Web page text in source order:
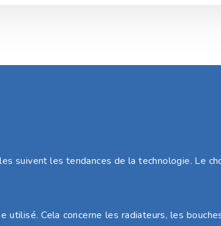
suivent les tendances de la technologie. Le
Cela concerne les radiateurs, les